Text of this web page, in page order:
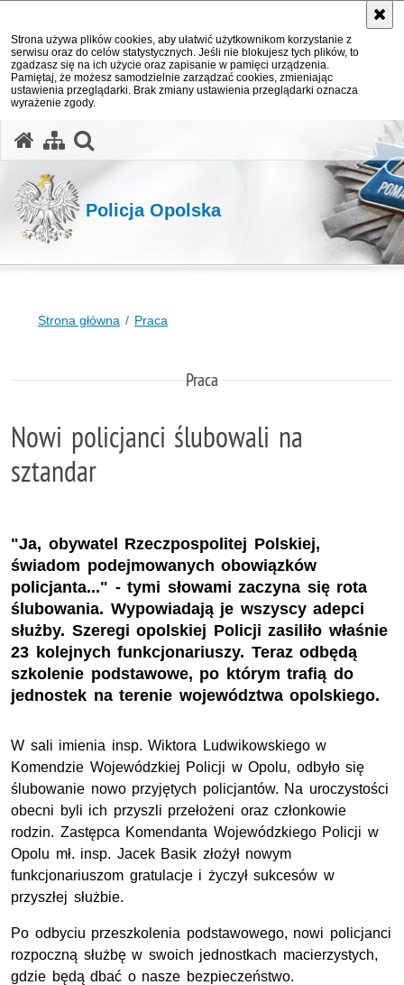
Strona używa plików cookies, aby ułatwić użytkownikom korzystanie z
serwisu oraz do celów statystycznych. Jeśli nie blokujesz tych plików, to
zgadzasz się na ich użycie oraz zapisanie w pamięci urządzenia.
Pamiętaj, że możesz samodzielnie zarządzać cookies, zmieniając
ustawienia przeglądarki. Brak zmiany ustawienia przeglądarki oznacza
wyrażenie zgody.
Policja Opolska
Strona główna Praca
Praca
Nowi policjanci ślubowali na
sztandar
"Ja, obywatel Rzeczpospolitej Polskiej,
świadom podejmowanych obowiązków
policjanta..." - tymi słowami zaczyna się rota
ślubowania. Wypowiadają je wszyscy adepci
służby. Szeregi opolskiej Policji zasiliło właśnie
23 kolejnych funkcjonariuszy. Teraz odbędą
szkolenie podstawowe, po którym trafią do
jednostek na terenie województwa opolskiego.
W sali imienia insp. Wiktora Ludwikowskiego w
Komendzie Wojewódzkiej Policji w Opolu, odbyło się
ślubowanie nowo przyjętych policjantów. Na uroczystości
obecni byli ich przyszli przełożeni oraz członkowie
rodzin. Zastępca Komendanta Wojewódzkiego Policji w
Opolu mł. insp. Jacek Basik złożył nowym
funkcjonariuszom gratulacje i życzył sukcesów w
przyszłej służbie.
Po odbyciu przeszkolenia podstawowego, nowi policjanci
rozpoczną służbę w swoich jednostkach macierzystych,
gdzie będą dbać o nasze bezpieczeństwo.